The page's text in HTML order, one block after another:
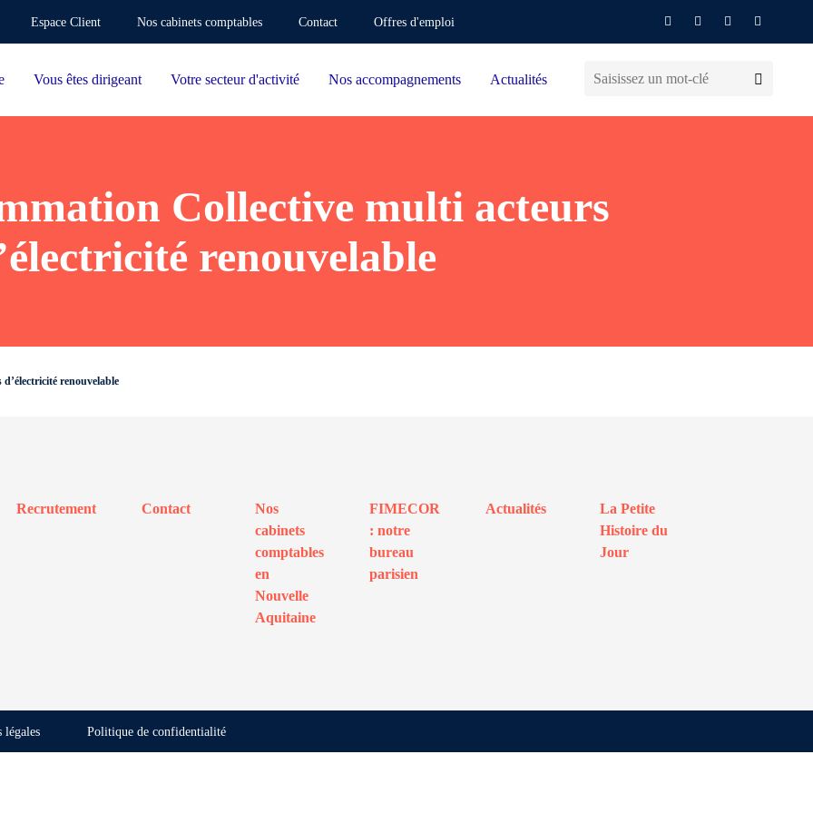
Espace Client Nos cabinets comptables Contact Offres d'emploi
Vous êtes dirigeant Votre secteur d'activité Nos accompagnements Actualités
Collective multi acteurs
renouvelable
renouvelable
Recrutement Contact
Nos
cabinets
comptables
en
Nouvelle
Aquitaine
FIMECOR
: notre
bureau
parisien
Actualités
La Petite
Histoire du
Jour
légales Politique de confidentialité